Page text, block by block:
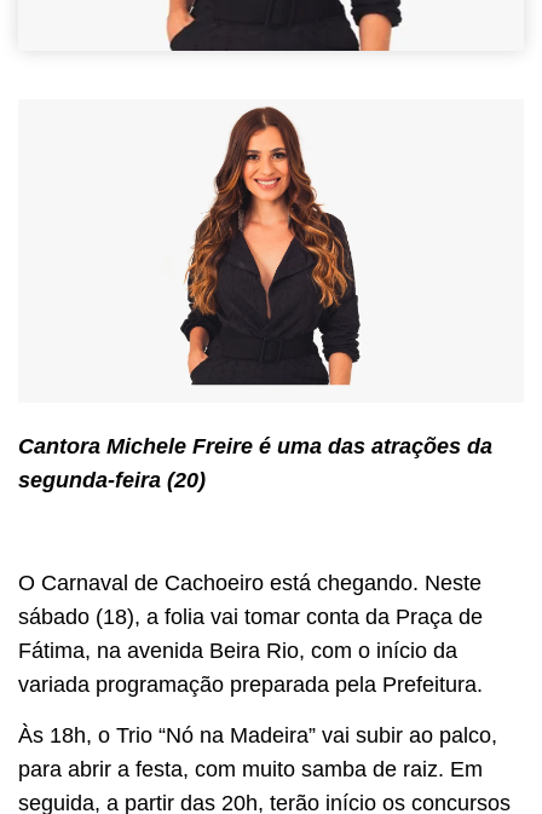
Cantora Michele Freire é uma das atrações da
segunda-feira (20)
O Carnaval de Cachoeiro está chegando. Neste
sábado (18), a folia vai tomar conta da Praça de
Fátima, na avenida Beira Rio, com o início da
variada programação preparada pela Prefeitura.
Às 18h, o Trio “Nó na Madeira” vai subir ao palco,
para abrir a festa, com muito samba de raiz. Em
seguida, a partir das 20h, terão início os concursos